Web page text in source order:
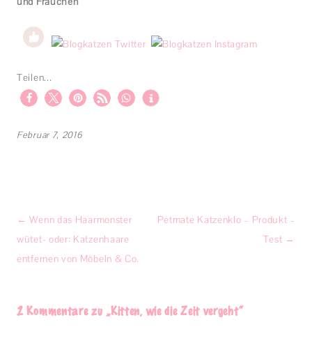
Teilen...
Februar 7, 2016
Beitragsnavigation
← Wenn das Haarmonster
wütet- oder: Katzenhaare
entfernen von Möbeln & Co.
Petmate Katzenklo – Produkt –
Test →
2 Kommentare zu „Kitten, wie die Zeit vergeht“